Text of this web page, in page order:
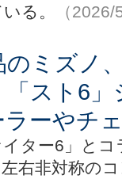
る。
（
のミズノ
スト6」
ーやチ
ター6」と
右非対称の